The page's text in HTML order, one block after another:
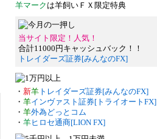
羊マーク は羊飼いＦＸ限定特典
当サイト限定！人気！
合計11000円キャッシュバック！！
トレイダーズ証券[みんなのFX]
・ 新羊 トレイダーズ証券[みんなのFX]
・ 羊インヴァスト証券[トライオートFX]
・ 羊外為どっとコム
・ 羊ヒロセ通商[LION FX]